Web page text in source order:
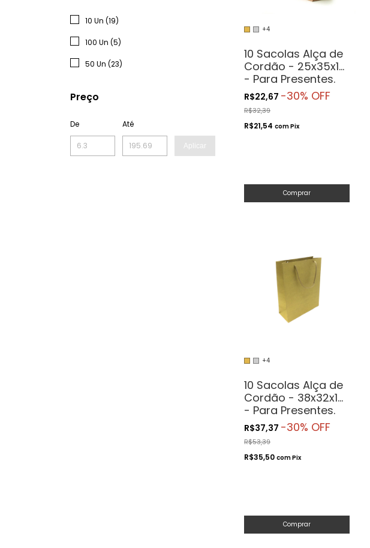
10 Un (19)
100 Un (5)
50 Un (23)
Preço
De Até
Aplicar
+4
10 Sacolas Alça de
Cordão - 25x35x10
- Para Presentes.
Cosméticos ou
Artesanatos
R$22,67 -30% OFF
R$32,39
R$21,54 comPix
Comprar
+4
10 Sacolas Alça de
Cordão - 38x32x15
- Para Presentes.
Cosméticos ou
Artesanatos
R$37,37 -30% OFF
R$53,39
R$35,50 comPix
Comprar